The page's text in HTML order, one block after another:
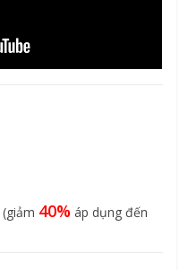
(giảm 40% áp dụng đến